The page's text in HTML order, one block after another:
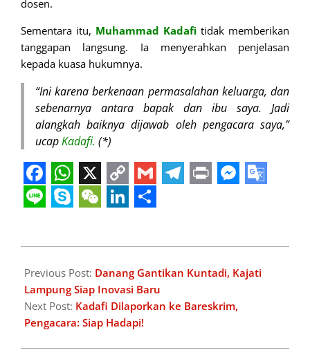
dosen.
Sementara itu, Muhammad Kadafi tidak memberikan
tanggapan langsung. Ia menyerahkan penjelasan
kepada kuasa hukumnya.
“Ini karena berkenaan permasalahan keluarga, dan
sebenarnya antara bapak dan ibu saya. Jadi
alangkah baiknya dijawab oleh pengacara saya,”
ucapKadafi. (*)
Facebook
WhatsApp
X Copy
Link
Gmail
05-
08
Previous Post: Danang Gantikan Kuntadi, Kajati
Lampung Siap Inovasi Baru
Next Post: Kadafi Dilaporkan ke Bareskrim,
Pengacara: Siap Hadapi!